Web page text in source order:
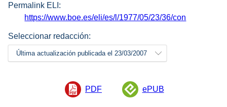
Permalink ELI:
https://www.boe.es/eli/es/l/1977/05/23/36/con
Seleccionar redacción:
Última actualización publicada el 23/03/2007
PDF ePUB